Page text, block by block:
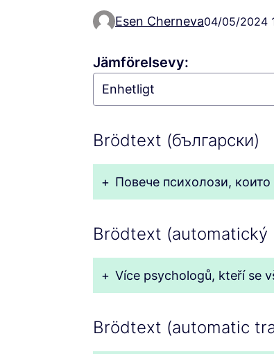
Esen Cherneva04/05/2024
Jämförelsevy:
Brödtext (български)
+ Повече психолози,
Brödtext (automatický
+ Více psychologů, kteří se
Brödtext (automatic